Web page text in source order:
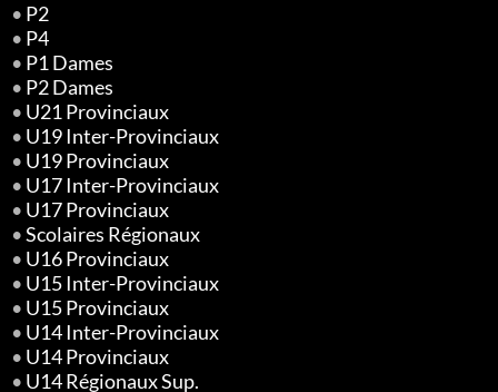
• P2
• P4
• P1 Dames
• P2 Dames
• U21 Provinciaux
• U19 Inter-Provinciaux
• U19 Provinciaux
• U17 Inter-Provinciaux
• U17 Provinciaux
•Scolaires Régionaux
• U16 Provinciaux
• U15 Inter-Provinciaux
• U15 Provinciaux
• U14 Inter-Provinciaux
• U14 Provinciaux
• U14 Régionaux Sup.